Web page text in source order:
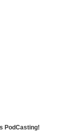
PodCasting!